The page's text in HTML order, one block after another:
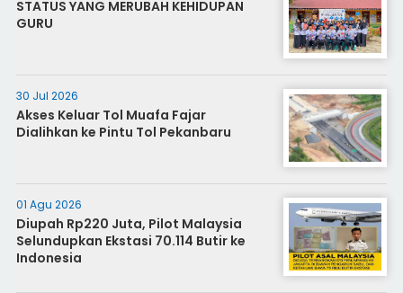
STATUS YANG MERUBAH KEHIDUPAN
GURU
30 Jul 2026
Akses Keluar Tol Muafa Fajar
Dialihkan ke Pintu Tol Pekanbaru
01 Agu 2026
Diupah Rp220 Juta, Pilot Malaysia
Selundupkan Ekstasi 70.114 Butir ke
Indonesia